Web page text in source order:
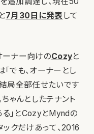
7月30日に発表 して
ナー向けのCozyと
でも、オーナーとし
局全部任せたいです
ゃんとしたテナント
」とCozyとMyndの
クだけあって、2016